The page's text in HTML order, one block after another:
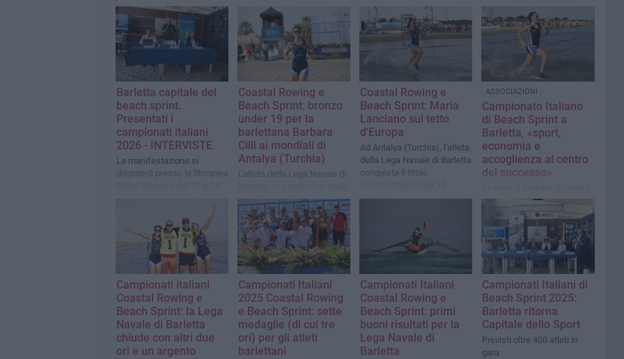
Barletta capitale del
beach sprint.
Presentati i
campionati italiani
2026 - INTERVISTE
La manifestazione si
disputerà presso la litoranea
Coastal Rowing e
Beach Sprint: bronzo
under 19 per la
barlettana Barbara
Cilli ai mondiali di
Antalya (Turchia)
L'atleta della Lega Navale di
Antoni, supera per un solo
secondo le britanniche
Nicholson e Whiteley
Coastal Rowing e
Beach Sprint: Maria
Lanciano sul tetto
d'Europa
Ad Antalya (Turchia), l'atleta
della Lega Navale di Barletta
conquista il titolo
ASSOCIAZIONI
Campionato Italiano
di Beach Sprint a
Barletta, «sport,
economia e
accoglienza al centro
del successo»
Campionati italiani
Coastal Rowing e
Beach Sprint: la Lega
Navale di Barletta
chiude con altri due
ori e un argento
Campionati Italiani
2025 Coastal Rowing
e Beach Sprint: sette
medaglie (di cui tre
ori) per gli atleti
barlettani
Campionati Italiani
Coastal Rowing e
Beach Sprint: primi
buoni risultati per la
Lega Navale di
Barletta
Campionati Italiani di
Beach Sprint 2025:
Barletta ritorna
Capitale dello Sport
Previsti oltre 400 atleti in
gara